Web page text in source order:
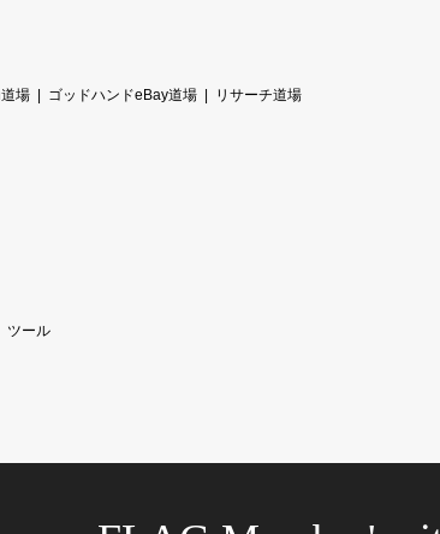
場 ゴッドハンドeBay道場
リサーチ道場
ツール